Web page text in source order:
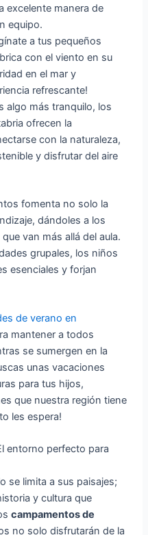
excelente manera de
equipo.
a tus pequeños
con el viento en su
en el mar y
refrescante!
algo más tranquilo, los
ofrecen la
con la naturaleza,
y disfrutar del aire
fomenta no solo la
dándoles a los
van más allá del aula.
grupales, los niños
esenciales y forjan
de verano en
mantener a todos
se sumergen en la
unas vacaciones
para tus hijos,
que nuestra región tiene
les espera!
entorno perfecto para
se limita a sus paisajes;
y cultura que
campamentos de
no solo disfrutarán de la